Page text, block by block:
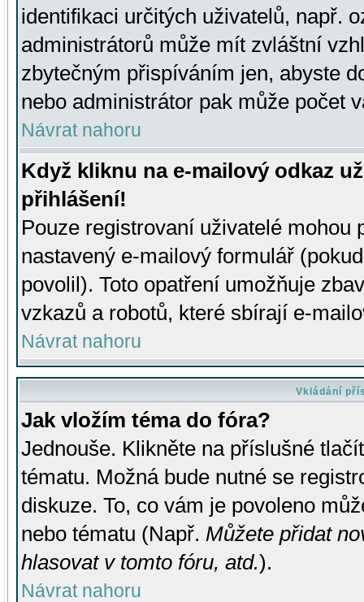
identifikaci určitých uživatelů, např.
administrátorů může mít zvláštní
zbytečným přispíváním jen, abyste
nebo administrátor pak může počet
Návrat nahoru
Když kliknu na e-mailový odkaz
přihlášení!
Pouze registrovaní uživatelé mohou
nastavený e-mailový formulář
povolil). Toto opatření umožňuje
vzkazů a robotů, které sbírají e-
Návrat nahoru
Vkládání
Jak vložím téma do fóra?
Jednouše. Klikněte na příslušné
tématu. Možná bude nutné se
diskuze. To, co vám je povoleno
nebo tématu (Např. Můžete přidat
hlasovat v tomto fóru, atd.).
Návrat nahoru